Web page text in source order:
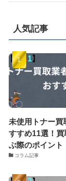
人気記事
未使用トナー買
すすめ11選！買
ぶ際のポイント
コラム記事